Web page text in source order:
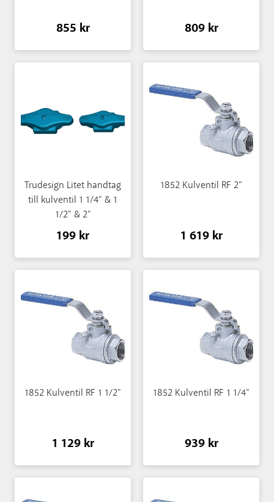
855 kr 809 kr
Trudesign Litet handtag
till kulventil 1 1/4" & 1
1/2" & 2"
199 kr
1852 Kulventil RF 2"
1 619 kr
1852 Kulventil RF 1 1/2"
1 129 kr
1852 Kulventil RF 1 1/4"
939 kr